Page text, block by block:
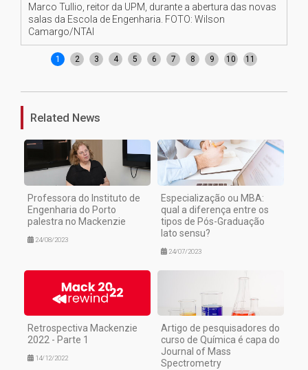
Marco Tullio, reitor da UPM, durante a abertura das novas
salas da Escola de Engenharia. FOTO: Wilson
Camargo/NTAI
1 2 3 4 5 6 7 8 9 10 11
Related News
Professora do Instituto de
Engenharia do Porto
palestra no Mackenzie
24/08/2023
Especialização ou MBA:
qual a diferença entre os
tipos de Pós-Graduação
lato sensu?
24/07/2023
Retrospectiva Mackenzie
2022 - Parte 1
14/12/2022
Artigo de pesquisadores do
curso de Química é capa do
Journal of Mass
Spectrometry